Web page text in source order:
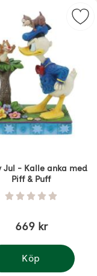
Jul Piff och Puff
Jul - Kalle anka med
Piff & Puff
Betyg: 0 Stjärnor
669 kr
Köp
Jul - Kalle